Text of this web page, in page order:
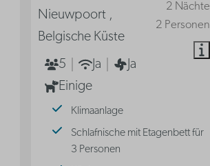
2 Nächte
2 Personen
Nieuwpoort ,
Belgische Küste
5
Ja
Ja
Einige
Klimaanlage
Schlafnische mit Etagenbett für
3 Personen